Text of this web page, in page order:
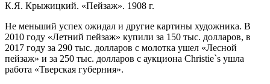
К.Я. Крыжицкий. «Пейзаж». 1908 г.
Не меньший успех ожидал и другие картины художника. В
2010 году «Летний пейзаж» купили за 150 тыс. долларов, в
2017 году за 290 тыс. долларов с молотка ушел «Лесной
пейзаж» и за 250 тыс. долларов с аукциона Christie`s ушла
работа «Тверская губерния».